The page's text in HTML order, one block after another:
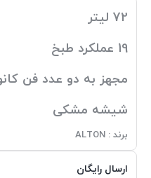
72 لیتر
19 عملکرد طبخ
مجهز به دو عدد فن
شیشه مشکی
برند : ALTON
ارسال رایگان